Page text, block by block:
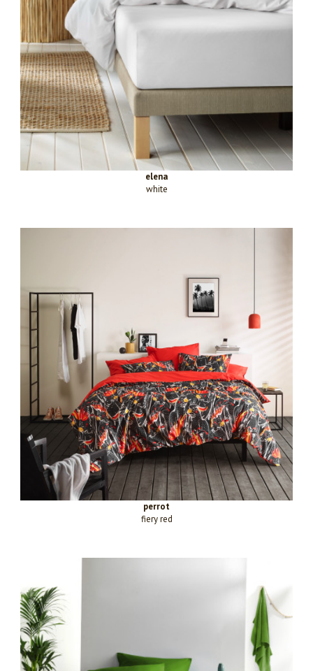
elena
white
perrot
fiery red